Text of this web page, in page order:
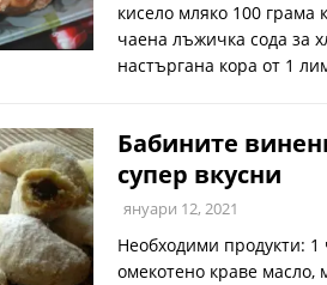
кисело мляко 100 грама
чаена лъжичка сода за
настъргана кора от 1
Бабините
супер вкусни
януари 12, 2021
Необходими продукти:
омекотено краве масло,